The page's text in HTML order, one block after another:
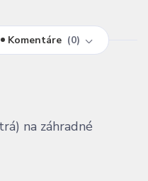
Komentáre 0
na záhradné